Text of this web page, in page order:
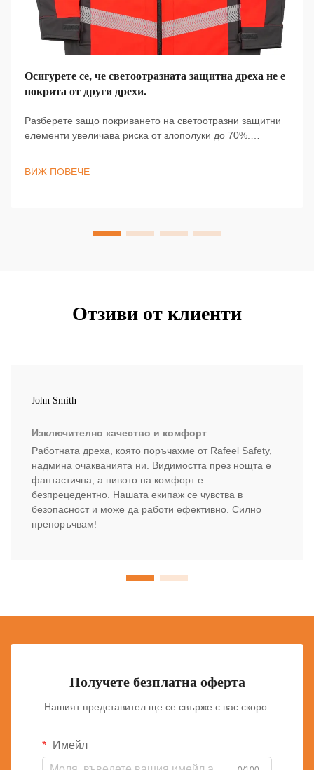
Осигурете се, че светоотразната защитна дреха не е
покрита от други дрехи.
Разберете защо покриването на светоотразни защитни
елементи увеличава риска от злополуки до 70%.
ВИЖ ПОВЕЧЕ
Отзиви от клиенти
John Smith
Изключително качество и комфорт
Работната дреха, която поръчахме от Rafeel Safety,
надмина очакванията ни. Видимостта през нощта е
фантастична, а нивото на комфорт е
безпрецедентно. Нашата екипаж се чувства в
безопасност и може да работи ефективно. Силно
препоръчвам!
Получете безплатна оферта
Нашият представител ще се свърже с вас скоро.
Имейл